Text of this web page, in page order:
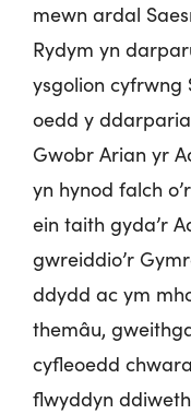
mewn ardal
Rydym yn
ysgolion cyfrwng
oedd y
Gwobr Arian yr
yn hynod falch
ein taith gyda’r
gwreiddio’r
ddydd ac ym
themâu,
cyfleoedd
flwyddyn